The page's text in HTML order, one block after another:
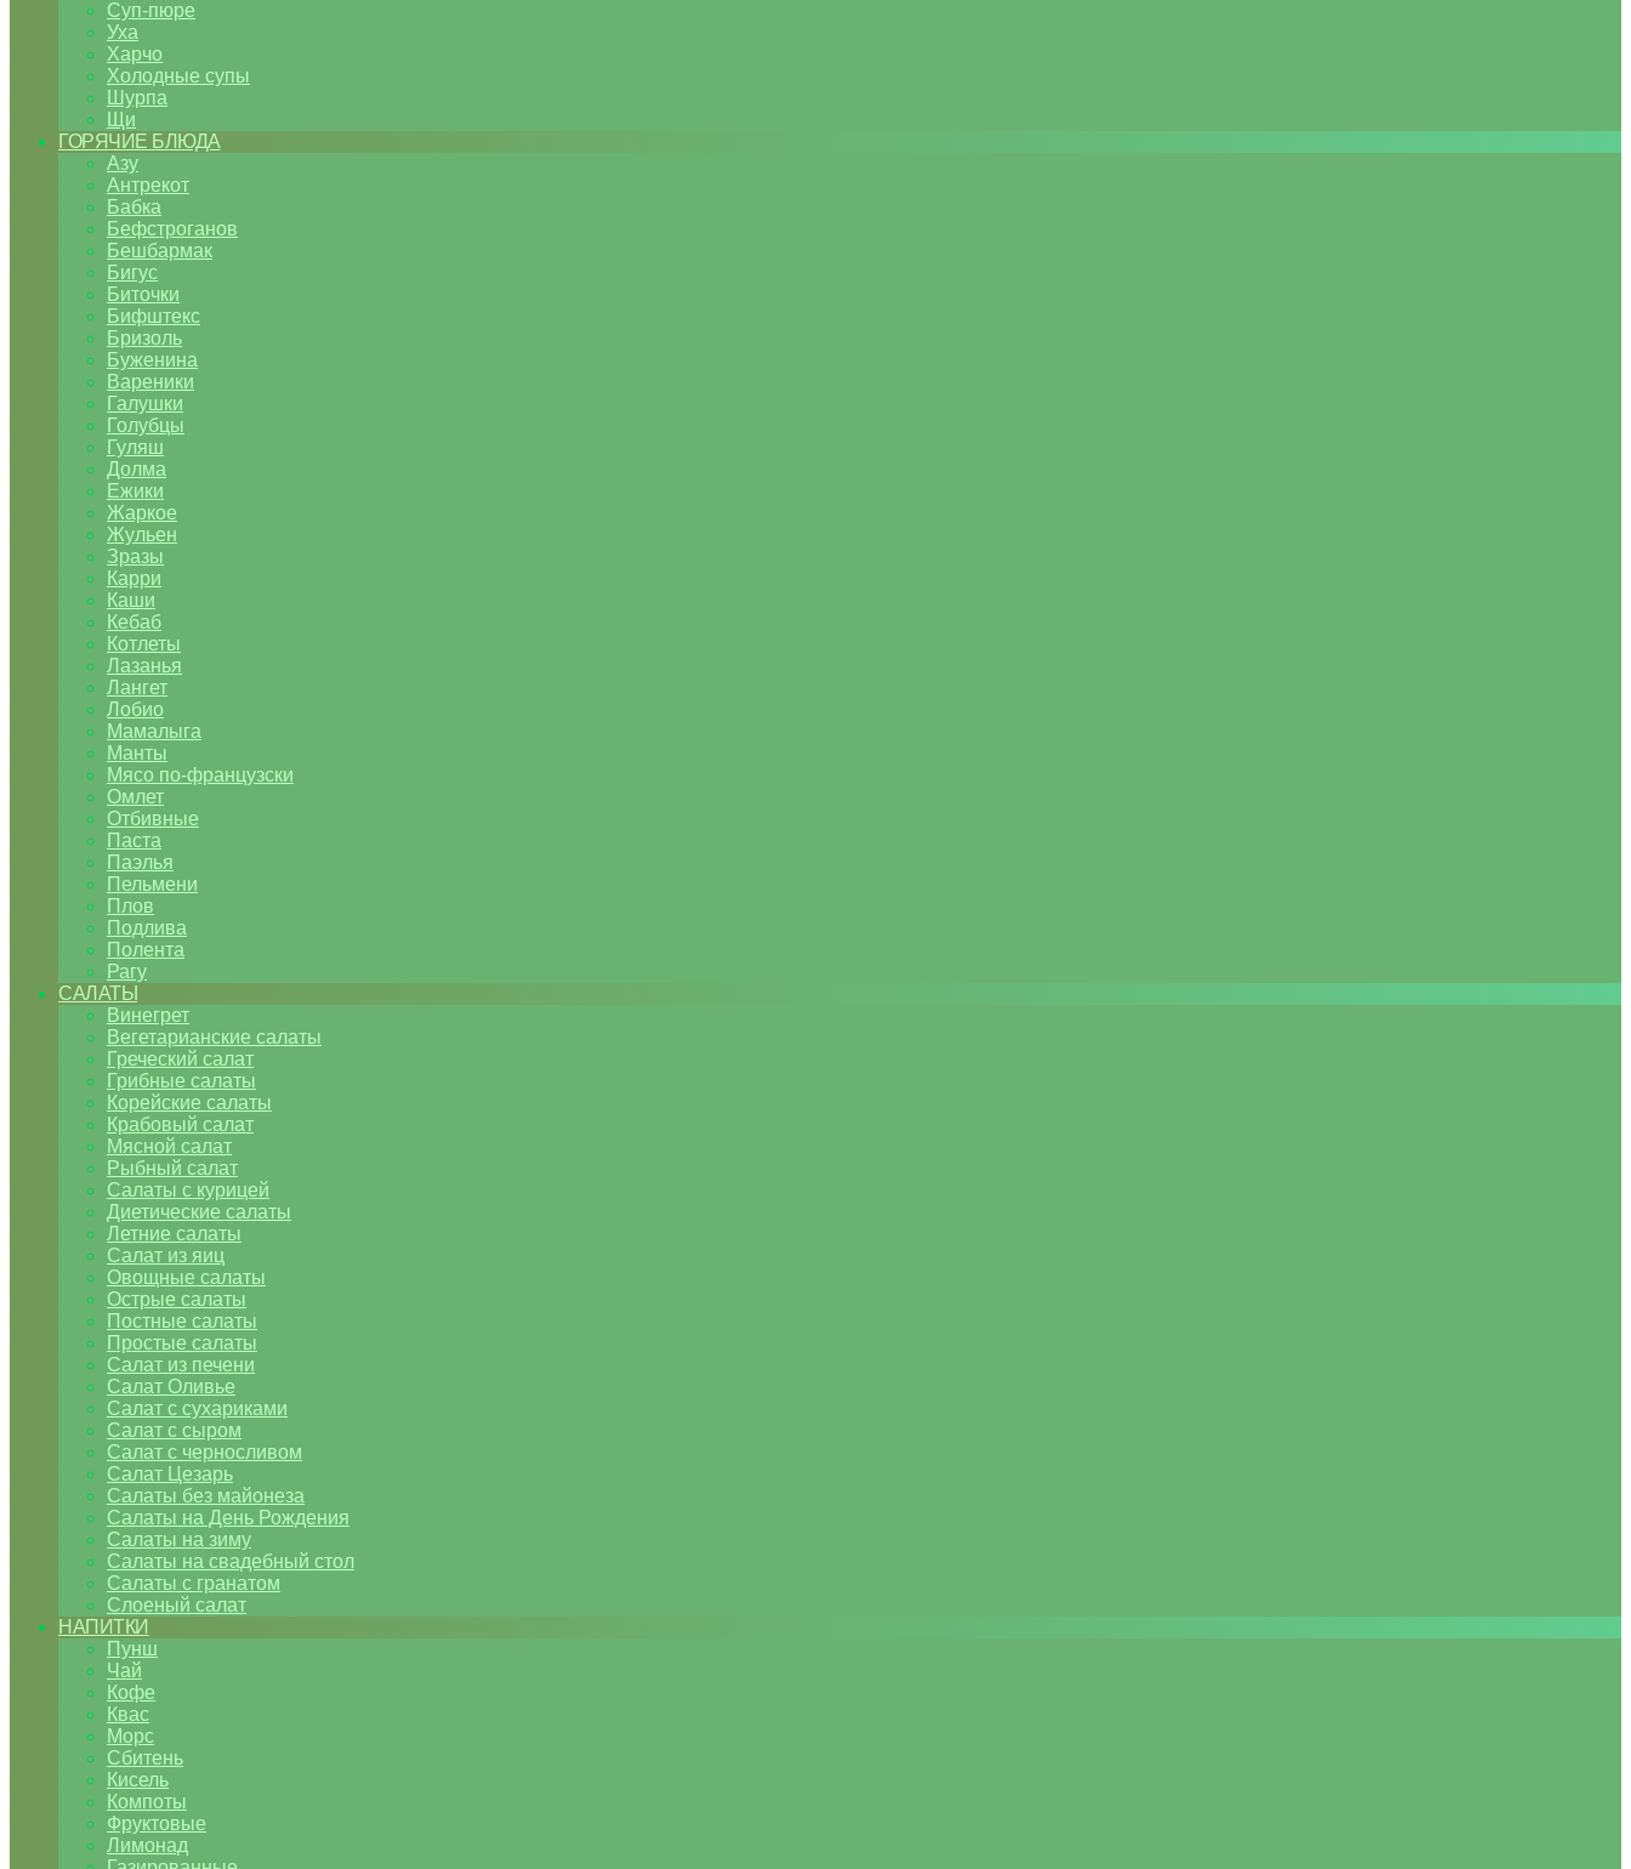
Суп-пюре
Уха
Харчо
Холодные супы
Шурпа
Щи
ГОРЯЧИЕ БЛЮДА
Азу
Антрекот
Бабка
Бефстроганов
Бешбармак
Бигус
Биточки
Бифштекс
Бризоль
Буженина
Вареники
Галушки
Голубцы
Гуляш
Долма
Ежики
Жаркое
Жульен
Зразы
Карри
Каши
Кебаб
Котлеты
Лазанья
Лангет
Лобио
Мамалыга
Манты
Мясо по-французски
Омлет
Отбивные
Паста
Паэлья
Пельмени
Плов
Подлива
Полента
Рагу
САЛАТЫ
Винегрет
Вегетарианские салаты
Греческий салат
Грибные салаты
Корейские салаты
Крабовый салат
Мясной салат
Рыбный салат
Салаты с курицей
Диетические салаты
Летние салаты
Салат из яиц
Овощные салаты
Острые салаты
Постные салаты
Простые салаты
Салат из печени
Салат Оливье
Салат с сухариками
Салат с сыром
Салат с черносливом
Салат Цезарь
Салаты без майонеза
Салаты на День Рождения
Салаты на зиму
Салаты на свадебный стол
Салаты с гранатом
Слоеный салат
НАПИТКИ
Пунш
Чай
Кофе
Квас
Морс
Сбитень
Кисель
Компоты
Фруктовые
Лимонад